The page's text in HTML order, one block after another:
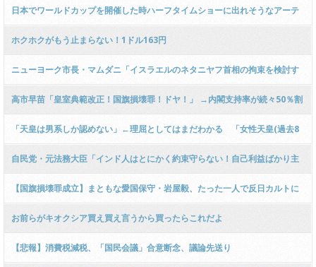
日本でワールドカップを開催した時ハーフタイムショーに出れそうなアーテ
ィスト
ホクホクがもう止まらない！1ドル163円
ニューヨーク市長・マムダニ「イスラエルのネタニヤフ首相の拘束を検討す
る。奴は戦争犯罪人！ハーグに送られるべきだ！」
高市早苗「皇室典範改正！国旗損壊罪！ドヤ！」 →内閣支持率が続々50％割
れ ANN49.2%(-10.9)、毎日41％(-10)、時事49％(-5.3)
「天皇は男系しか認めない」←理屈としてはまだわかる 「女性天皇(過去8
人実在)も認めない」←わからん
自民党・元法務大臣「インド人はとにかく約束守らない！自己利益ばかり主
張する！特に一番上の大臣！」→インド外務省に見つかって外交問題
【国旗損壊罪成立】まともな愛国保守・岩屋毅、たった一人で反日カルトに
抵抗し本会議場退席
お前らがキオクシア買え買え言うから買ったらこれだよ
【悲報】消費税減税、「国民会議」合意断念、議論先送り